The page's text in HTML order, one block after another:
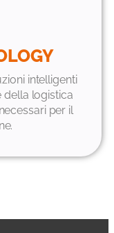
intelligenti
della logistica
per il